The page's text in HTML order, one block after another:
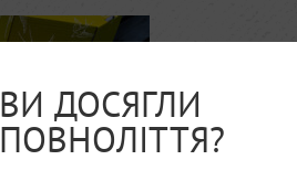
ВИ ДОСЯГЛИ
ПОВНОЛІТТЯ?